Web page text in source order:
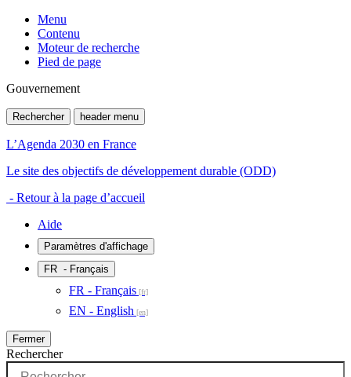
Menu
Contenu
Moteur de recherche
Pied de page
Gouvernement
Rechercher header menu
L’Agenda 2030 en France
Le site des objectifs de développement durable (ODD)
- Retour à la page d’accueil
Aide
Paramètres d'affichage
FR - Français
FR - Français
EN - English
Fermer
Rechercher